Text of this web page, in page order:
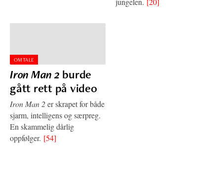
OMTALE
Iron Man 2 burde
gått rett på video
Iron Man 2er skrapet for både
sjarm, intelligens og særpreg.
En skammelig dårlig
oppfølger. [54]